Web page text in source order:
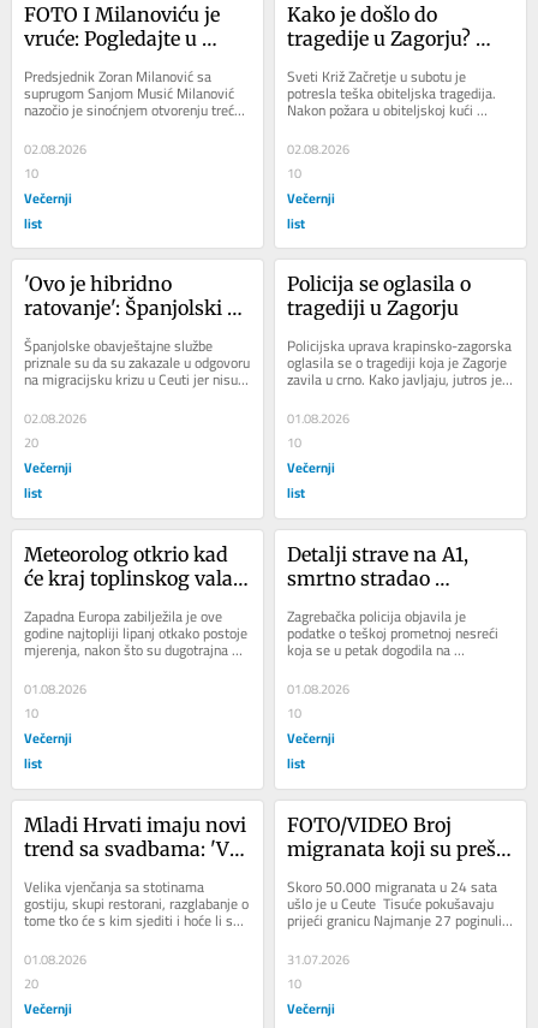
FOTO I Milanoviću je
vruće: Pogledajte u
predsjednik stigao na
otvorenje festivala
Predsjednik Zoran Milanović sa
suprugom Sanjom Musić Milanović
nazočio je sinoćnjem otvorenju trećeg
Vrboska Film Festivala u Vrboskoj
na...
02.08.2026
10
Večernji
list
Kako je došlo do
tragedije u Zagorju?
koje je otac ostavio na
Facebooku
Sveti Križ Začretje u subotu je
potresla teška obiteljska tragedija.
Nakon požara u obiteljskoj kući
vatrogasci su pronašli tijela triju
osoba,...
02.08.2026
10
Večernji
list
'Ovo je hibridno
ratovanje': Španjolski
obavještajci otkrili kako
je došlo do
nezapamćenog udara
Španjolske obavještajne službe
priznale su da su zakazale u odgovoru
na migracijsku krizu u Ceuti jer nisu
na vrijeme procijenile razmjere
masovnog...
02.08.2026
20
Večernji
list
Policija se oglasila o
tragediji u Zagorju
Policijska uprava krapinsko-zagorska
oglasila se o tragediji koja je Zagorje
zavila u crno. Kako javljaju, jutros je u
7,24 sati, zaprimljena dojava o...
01.08.2026
10
Večernji
list
Meteorolog otkrio kad
će kraj toplinskog vala:
promjena vremena
Zapadna Europa zabilježila je ove
godine najtopliji lipanj otkako postoje
mjerenja, nakon što su dugotrajna
razdoblja ekstremnih vrućina
podignula...
01.08.2026
10
Večernji
list
Detalji strave na A1,
smrtno stradao
motor prijatelja
Zagrebačka policija objavila je
podatke o teškoj prometnoj nesreći
koja se u petak dogodila na
austocesti A1. Zbog sudara
motocikala, na autocestu...
01.08.2026
10
Večernji
list
Mladi Hrvati imaju novi
trend sa svadbama: 'Već
ljutnje među članovima
obitelji'
Velika vjenčanja sa stotinama
gostiju, skupi restorani, razglabanje o
tome tko će s kim sjediti i hoće li se
zavađena rodbina posvađati na
podiju...
01.08.2026
20
Večernji
FOTO/VIDEO Broj
migranata koji su prešli
60.000? 34 ih je
poginulo, spaljeni
koristila vodene topove
Skoro 50.000 migranata u 24 sata
ušlo je u Ceute  Tisuće pokušavaju
prijeći granicu Najmanje 27 poginulih
Španjolska poslala vojsku Pratite...
31.07.2026
10
Večernji